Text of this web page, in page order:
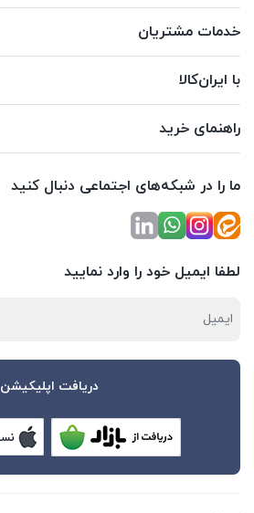
خدمات مشتریان
با ایران‌کالا
راهنمای خرید
ما را در شبکه‌های اجتماعی دنبال کنید
لطفا ایمیل خود را وارد نمایید
دریافت اپلیکیشن